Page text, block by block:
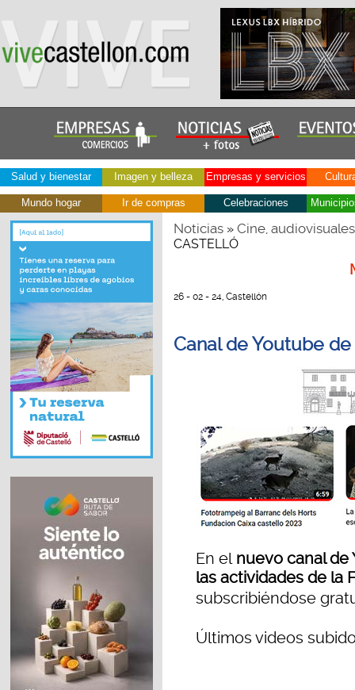
Salud y bienestar Imagen y belleza Empresas y servicios
Mundo hogar Ir de compras Celebraciones
Noticias» Cine, audiovisuales
CASTELLÓ
26 - 02 - 24, Castellón
Canal de Youtube de
En elnuevo canal de
las actividades de la
subscribiéndose
Últimos videos